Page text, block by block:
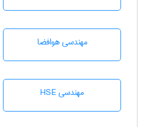
مهندسی هوافضا
مهندسی HSE